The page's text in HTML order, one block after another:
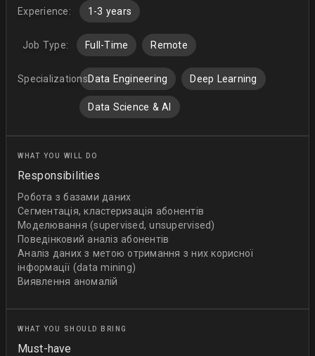
Experience: 1-3 years
Job Type: Full-Time Remote
Specializations:Data Engineering Deep Learning
Data Science & AI
WHAT YOU WILL DO
Responsibilities
Робота з базами даних
Сегментація, кластеризація абонентів
Моделювання (supervised, unsupervised)
Поведінковий аналіз абонентів
Аналіз даних з метою отримання з них корисної
інформації (data mining)
Виявлення аномалій
WHAT YOU SHOULD BRING
Must-have